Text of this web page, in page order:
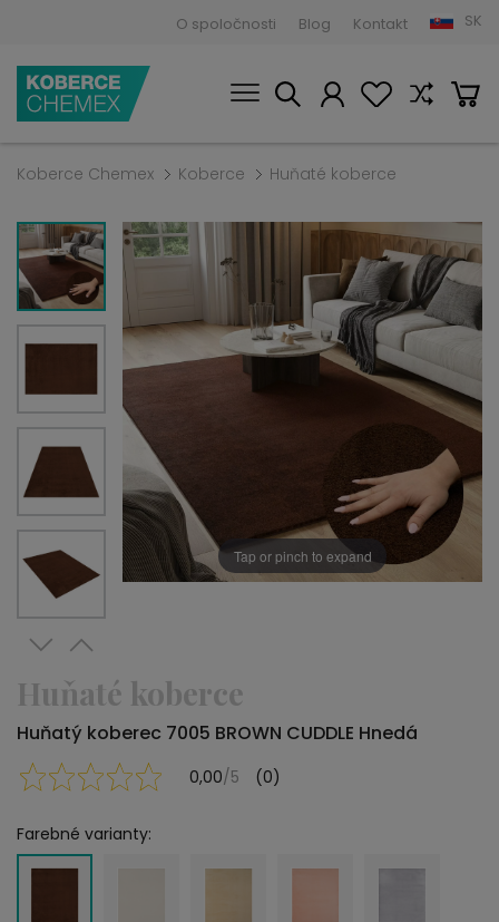
O spoločnosti Blog Kontakt SK
Koberce Chemex Koberce Huňaté koberce
Tap or pinch to expand
Huňaté koberce
Huňatý koberec 7005 BROWN CUDDLE Hnedá
0,00/5 (0)
Farebné varianty: